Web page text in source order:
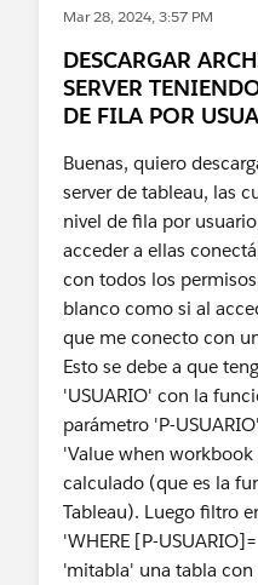
Regards,
Diego Martinez
Mar 28, 2024, 3:57 PM
DESCARGAR
SERVER
DE FILA POR
Buenas, quiero
server de tableau, las
nivel de fila por
acceder a ellas
con todos los
blanco como si al
que me conecto con
Esto se debe a que
'USUARIO' con la
parámetro 'P-
'Value when
calculado (que es la
Tableau). Luego filtro
'WHERE [P-
'mitabla' una tabla